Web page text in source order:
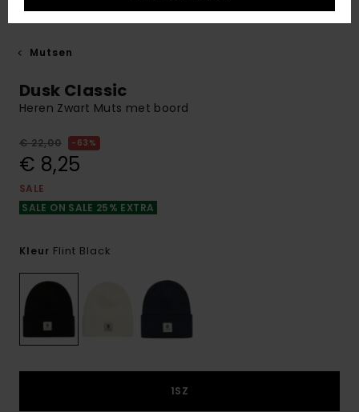
Mutsen
Dusk Classic
Heren Zwart Muts met boord
€ 22,00 63%
€ 8,25
SALE
SALE ON SALE 25% EXTRA
Kleur Flint Black
1SZ